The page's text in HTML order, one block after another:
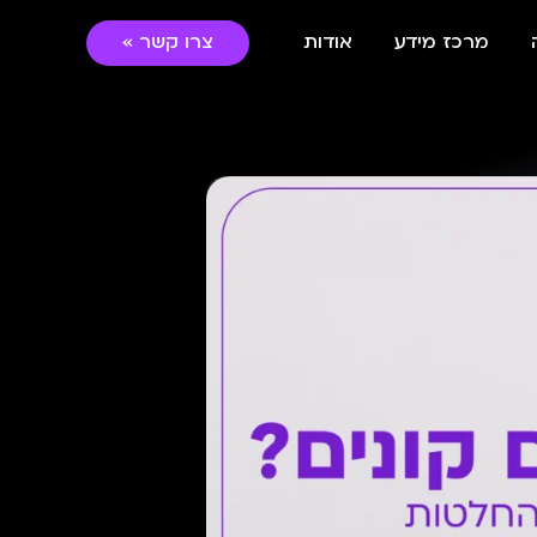
מרכז מידע אודות צרו קשר »